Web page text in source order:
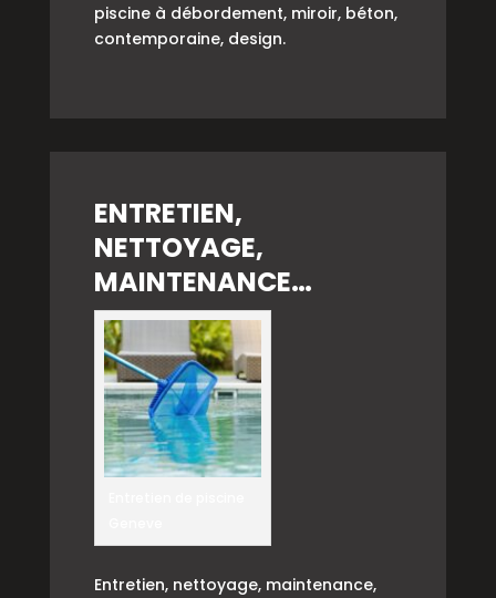
piscine à débordement, miroir, béton,
contemporaine, design.
ENTRETIEN,
NETTOYAGE,
MAINTENANCE…
Entretien, nettoyage, maintenance,